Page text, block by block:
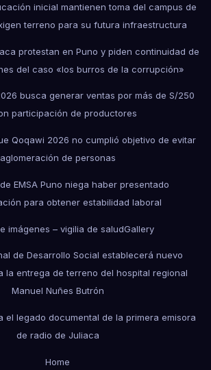
inicial mantienen toma del campus de
terreno para su futura infraestructura
protestan en Puno y piden continuidad de
del caso «los burros de la corrupción»
busca generar ventas por más de S/250
participación de productores
Qoqawi 2026 no cumplió objetivo de evitar
aglomeración de personas
EMSA Puno niega haber presentado
para obtener estabilidad laboral
imágenes – vigilia de saludGallery
de Desarrollo Social establecerá nuevo
la entrega de terreno del hospital regional
Manuel Nuñes Butrón
el legado documental de la primera emisora
de radio de Juliaca
Home